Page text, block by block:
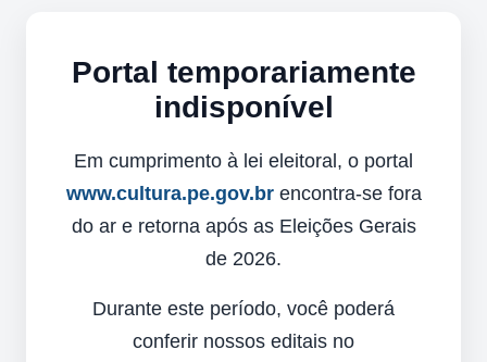
Portal temporariamente
indisponível
Em cumprimento à lei eleitoral, o portal
www.cultura.pe.gov.brencontra-se fora
do ar e retorna após as Eleições Gerais
de 2026.
Durante este período, você poderá
conferir nossos editais no